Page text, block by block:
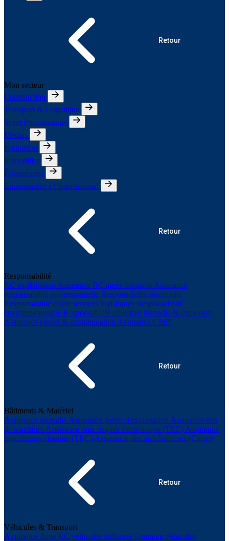
Retour
Mon secteur
Construction
Transport & Logistique
Sport Professionnel
Médias
Équitation
Immobilier
Événements
Entreprendre à l’International
Retour
Responsabilité
RC exploitation Assurance RC après livraison Assurance
responsabilité professionnelle Responsabilité décennale
Responsabilité civile services logistiques Responsabilité
environnementale Responsabilité objective incendie & explosion
Assurance rappel & contamination Assurance CMR
Retour
Bâtiments & Matériel
Assurance incendie Assurance pertes d'exploitation Assurance bris
de machines Assurance tous risques électronique (TRE) Assurance
tous risques chantier (TRC) Assurance des marchandises (Cargo)
Retour
Véhicules & Transport
Assurance flotte RC véhicules utilitaires Omnium véhicules